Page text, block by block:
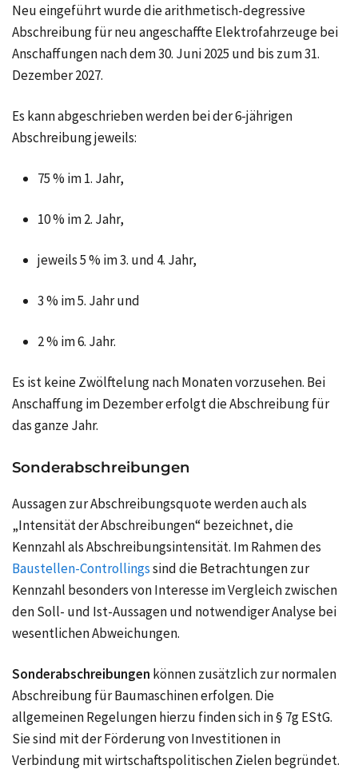
Neu eingeführt wurde die arithmetisch-degressive
Abschreibung für neu angeschaffte Elektrofahrzeuge bei
Anschaffungen nach dem 30. Juni 2025 und bis zum 31.
Dezember 2027.
Es kann abgeschrieben werden bei der 6-jährigen
Abschreibung jeweils:
75 % im 1. Jahr,
10 % im 2. Jahr,
jeweils 5 % im 3. und 4. Jahr,
3 % im 5. Jahr und
2 % im 6. Jahr.
Es ist keine Zwölftelung nach Monaten vorzusehen. Bei
Anschaffung im Dezember erfolgt die Abschreibung für
das ganze Jahr.
Sonderabschreibungen
Aussagen zur Abschreibungsquote werden auch als
„Intensität der Abschreibungen“ bezeichnet, die
Kennzahl als Abschreibungsintensität. Im Rahmen des
Baustellen-Controllingssind die Betrachtungen zur
Kennzahl besonders von Interesse im Vergleich zwischen
den Soll- und Ist-Aussagen und notwendiger Analyse bei
wesentlichen Abweichungen.
Sonderabschreibungen können zusätzlich zur normalen
Abschreibung für Baumaschinen erfolgen. Die
allgemeinen Regelungen hierzu finden sich in § 7g EStG.
Sie sind mit der Förderung von Investitionen in
Verbindung mit wirtschaftspolitischen Zielen begründet.